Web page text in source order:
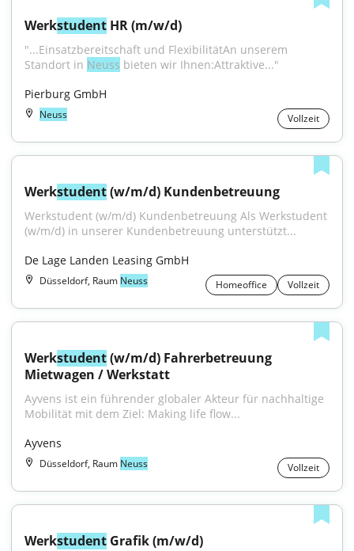
Werkstudent HR (m/w/d)
"...Einsatzbereitschaft und FlexibilitätAn unserem
Standort in Neuss bieten wir Ihnen:Attraktive..."
Pierburg GmbH
Neuss Vollzeit
Werkstudent (w/m/d) Kundenbetreuung
Werkstudent (w/m/d) Kundenbetreuung Als Werkstudent
(w/m/d) in unserer Kundenbetreuung unterstützt...
De Lage Landen Leasing GmbH
Düsseldorf, Raum Neuss Homeoffice Vollzeit
Werkstudent (w/m/d) Fahrerbetreuung
Mietwagen / Werkstatt
Ayvens ist ein führender globaler Akteur für nachhaltige
Mobilität mit dem Ziel: Making life flow...
Ayvens
Düsseldorf, Raum Neuss Vollzeit
Werkstudent Grafik (m/w/d)